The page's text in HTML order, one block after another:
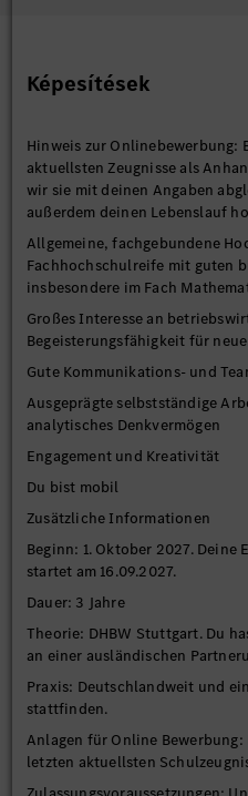
Képesítések
Hinweis zur Onlinebewerbung:
aktuellsten Zeugnisse als
wir sie mit deinen Angaben
außerdem deinen Lebenslauf
Allgemeine, fachgebundene
Fachhochschulreife mit guten
insbesondere im Fach
Großes Interesse an
Begeisterungsfähigkeit für
Gute Kommunikations- und
Ausgeprägte selbstständige
analytisches Denkvermögen
Engagement und Kreativität
Du bist mobil
Zusätzliche Informationen
Beginn: 1. Oktober 2027.
startet am 16.09.2027.
Dauer: 3
Theorie: DHBW Stuttgart. Du
an einer ausländischen
Praxis: Deutschlandweit und
stattfinden.
Anlagen für Online
letzten aktuellsten